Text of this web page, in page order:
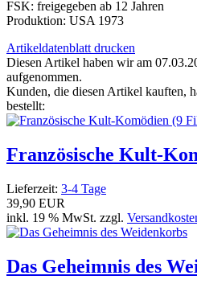
FSK: freigegeben ab 12 Jahren
Produktion: USA 1973
Artikeldatenblatt drucken
Diesen Artikel haben wir am
aufgenommen.
Kunden, die diesen Artikel kauften,
bestellt:
Französische Kult-
Lieferzeit: 3-4 Tage
39,90 EUR
inkl. 19 % MwSt. zzgl.
Das Geheimnis des